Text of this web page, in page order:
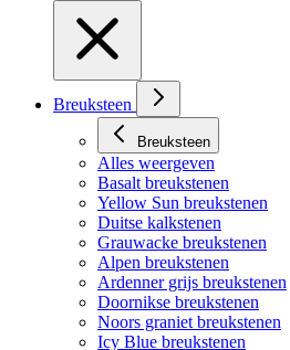
Breuksteen
Breuksteen
Alles weergeven
Basalt breukstenen
Yellow Sun breukstenen
Duitse kalkstenen
Grauwacke breukstenen
Alpen breukstenen
Ardenner grijs breukstenen
Doornikse breukstenen
Noors graniet breukstenen
Icy Blue breukstenen